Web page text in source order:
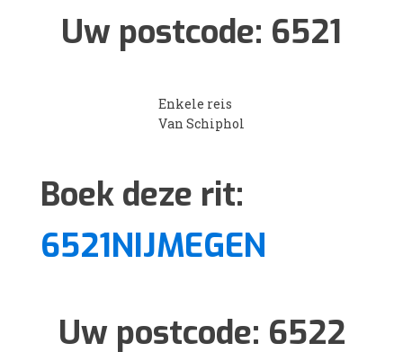
Uw postcode: 6521
Enkele reis
Van Schiphol
Boek deze rit:
6521NIJMEGEN
Uw postcode: 6522